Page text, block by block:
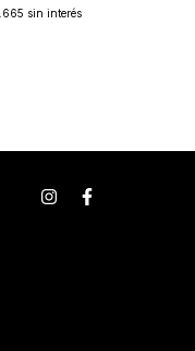
sin interés